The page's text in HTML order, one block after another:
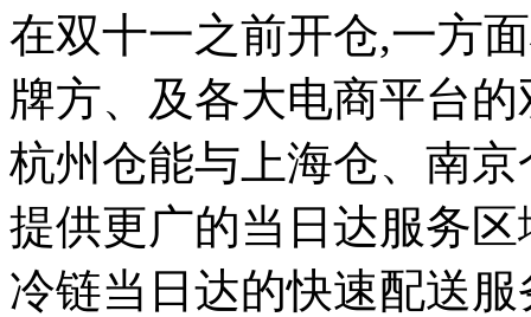
在双十一之前开仓,一方
牌方、及各大电商平台
杭州仓能与上海仓、南
提供更广的当日达服务
冷链当日达的快速配送服